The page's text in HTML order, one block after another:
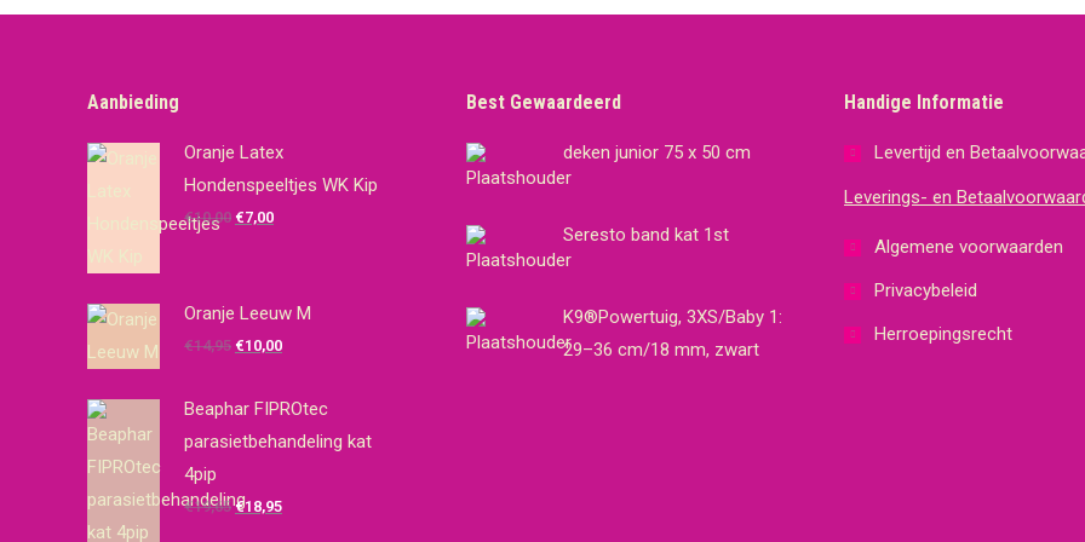
Aanbieding
Oranje Latex
Hondenspeeltjes WK Kip
€10,00 Oorspronkelijke
€10,00.
€7,00Huidige
€7,00.
Oranje Leeuw M
€14,95 Oorspronkelijke
was:
€14,95.
€10,00Huidige
is:
€10,00.
Beaphar FIPROtec
parasietbehandeling kat
4pip
€19,65Oorspronkelijke
€18,95Huidige
Best Gewaardeerd
deken junior 75 x 50 cm
Seresto band kat 1st
K9®Powertuig, 3XS/Baby 1:
29–36 cm/18 mm, zwart
Handige Informatie
Levertijd en
Leverings- en
Algemene voorwaarden
Privacybeleid
Herroepingsrecht